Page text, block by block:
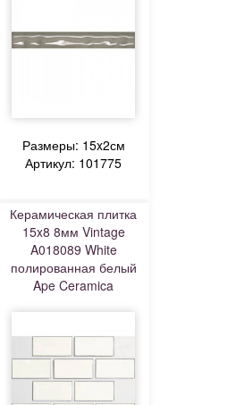
Размеры: 15x2см
Артикул: 101775
Керамическая плитка
15x8 8мм Vintage
A018089 White
полированная белый
Ape Ceramica